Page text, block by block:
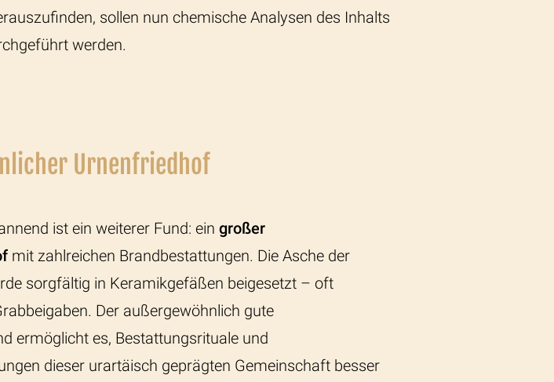
sollen nun chemische Analysen des Inhalts
werden.
Urnenfriedhof
ist ein weiterer Fund: eingroßer
mit zahlreichen Brandbestattungen. Die Asche der
sorgfältig in Keramikgefäßen beigesetzt – oft
Der außergewöhnlich gute
ermöglicht es, Bestattungsrituale und
dieser urartäisch geprägten Gemeinschaft besser